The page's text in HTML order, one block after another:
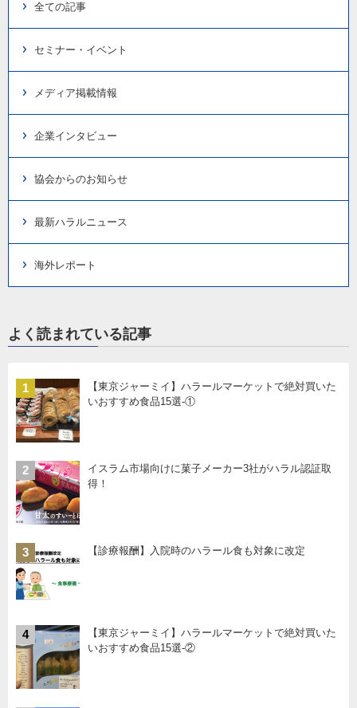
全ての記事
セミナー・イベント
メディア掲載情報
企業インタビュー
協会からのお知らせ
最新ハラルニュース
海外レポート
よく読まれている記事
1
【東京ジャーミイ】ハラールマーケットで絶対買いた
いおすすめ食品15選-①
2
イスラム市場向けに菓子メーカー3社がハラル認証取
得！
3 【診療報酬】入院時のハラール食も対象に改定
4
【東京ジャーミイ】ハラールマーケットで絶対買いた
いおすすめ食品15選-②